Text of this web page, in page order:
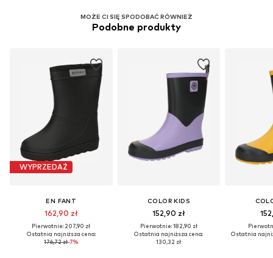
MOŻE CI SIĘ SPODOBAĆ RÓWNIEŻ
Podobne produkty
WYPRZEDAŻ
EN FANT
162,90 zł
Pierwotnie: 207,90 zł
Ostatnia najniższa cena:
176,72 zł-7%
COLOR KIDS
152,90 zł
Pierwotnie: 182,90 zł
Ostatnia najniższa cena:
130,32 zł
Ostatnia